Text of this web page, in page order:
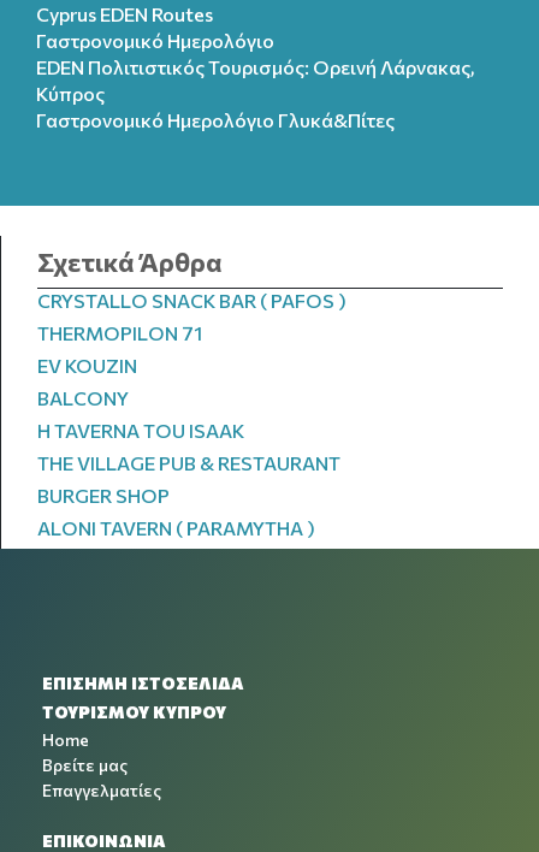
Cyprus EDEN Routes
Γαστρονομικό Ημερολόγιο
EDEN Πολιτιστικός Τουρισμός: Ορεινή Λάρνακας,
Κύπρος
Γαστρονομικό Ημερολόγιo Γλυκά&Πίτες
Σχετικά Άρθρα
CRYSTALLO SNACK BAR ( PAFOS )
THERMOPILON 71
EV KOUZIN
BALCONY
H TAVERNA TOU ISAAK
THE VILLAGE PUB & RESTAURANT
BURGER SHOP
ALONI TAVERN ( PARAMYTHA )
ΕΠΙΣΗΜΗ ΙΣΤΟΣΕΛΙΔΑ
ΤΟΥΡΙΣΜΟΥ ΚΥΠΡΟΥ
Home
Βρείτε μας
Επαγγελματίες
ΕΠΙΚΟΙΝΩΝΙΑ